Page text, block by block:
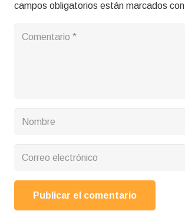
campos obligatorios están marcados con
Publicar el comentario